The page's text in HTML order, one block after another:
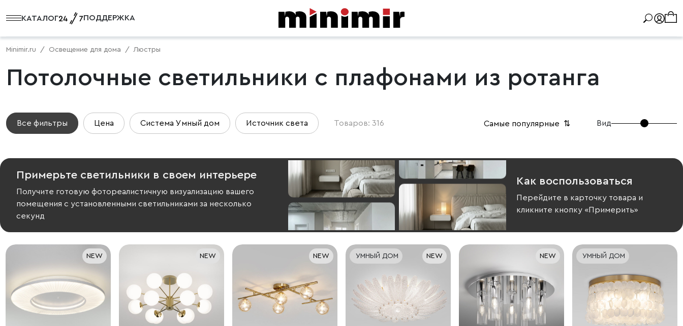
КАТАЛОГ ПОДДЕРЖКА
Minimir.ru Освещение для дома Люстры
Потолочные светильники с плафонами из ротанга
Все фильтры Цена Система Умный дом Источник света Товаров: 316 Самые популярные ⇅ Вид
Примерьте светильники в своем интерьере
Получите готовую фотореалистичную визуализацию вашего
помещения с установленными светильниками за несколько
секунд
Как воспользоваться
Перейдите в карточку товара и
кликните кнопку «Примерить»
NEW NEW NEW УМНЫЙ ДОМ NEW NEW УМНЫЙ ДОМ